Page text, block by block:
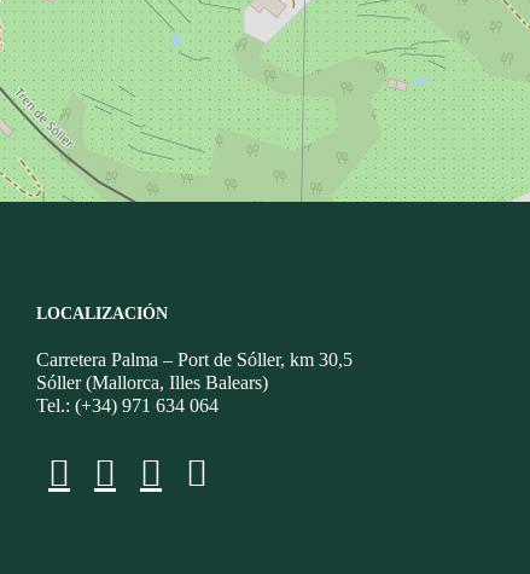
LOCALIZACIÓN
Carretera Palma – Port de Sóller, km 30,5
Sóller (Mallorca, Illes Balears)
Tel.: (+34) 971 634 064